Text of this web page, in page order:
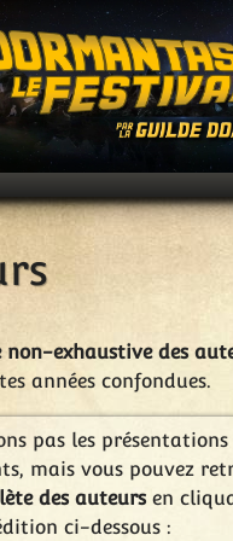
non-exhaustive des
années confondues.
pas les
mais vous pouvez
des auteursen
ci-dessous :